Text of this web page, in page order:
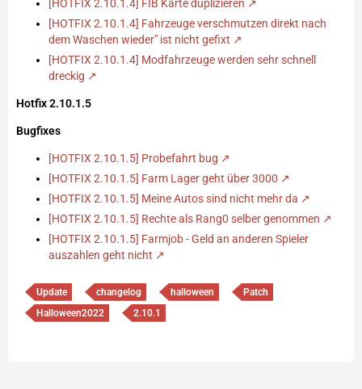
[HOTFIX 2.10.1.4] FIB Karte duplizieren
[HOTFIX 2.10.1.4] Fahrzeuge verschmutzen direkt nach
dem Waschen wieder" ist nicht gefixt
[HOTFIX 2.10.1.4] Modfahrzeuge werden sehr schnell
dreckig
Hotfix 2.10.1.5
Bugfixes
[HOTFIX 2.10.1.5] Probefahrt bug
[HOTFIX 2.10.1.5] Farm Lager geht über 3000
[HOTFIX 2.10.1.5] Meine Autos sind nicht mehr da
[HOTFIX 2.10.1.5] Rechte als Rang0 selber genommen
[HOTFIX 2.10.1.5] Farmjob - Geld an anderen Spieler
auszahlen geht nicht
Update changelog halloween
Patch
Halloween2022
2.10.1